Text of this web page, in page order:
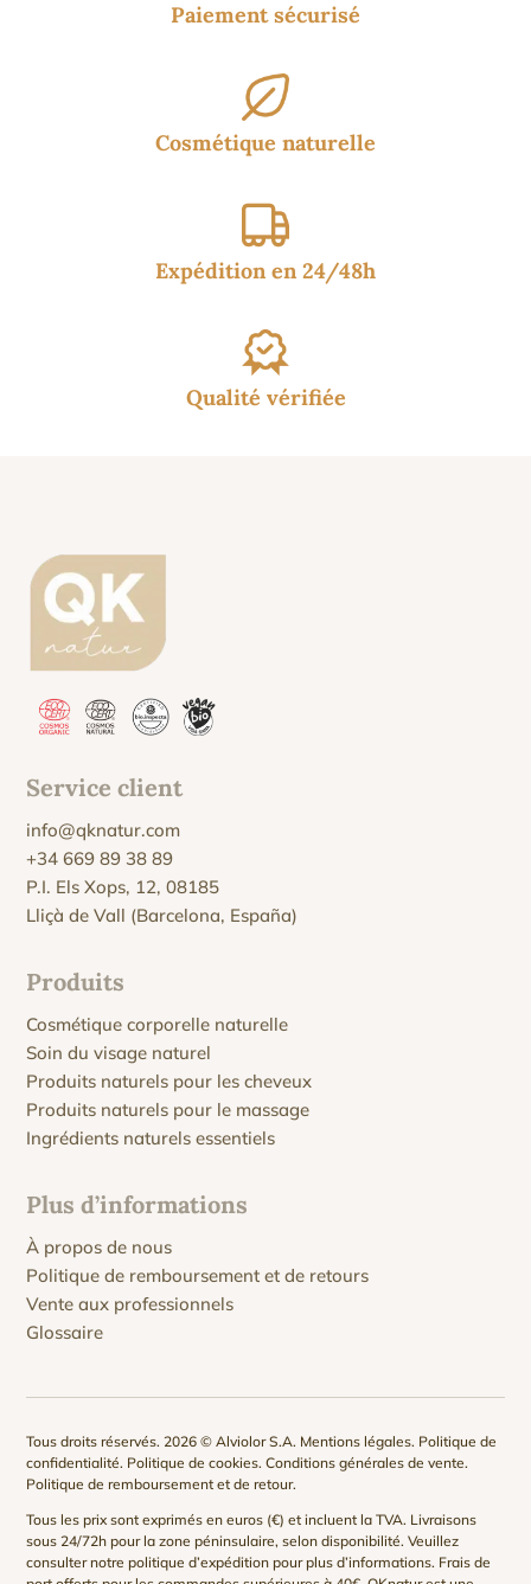
Paiement sécurisé
Cosmétique naturelle
Expédition en 24/48h
Qualité vérifiée
Service client
info@qknatur.com
+34 669 89 38 89
P.I. Els Xops, 12, 08185
Lliçà de Vall (Barcelona, España)
Produits
Cosmétique corporelle naturelle
Soin du visage naturel
Produits naturels pour les cheveux
Produits naturels pour le massage
Ingrédients naturels essentiels
Plus d’informations
À propos de nous
Politique de remboursement et de retours
Vente aux professionnels
Glossaire
Tous droits réservés. 2026 © Alviolor S.A. Mentions légales. Politique de
confidentialité. Politique de cookies.Conditions générales de vente.
Politique de remboursement et de retour.
Tous les prix sont exprimés en euros (€) et incluent la TVA. Livraisons
sous 24/72h pour la zone péninsulaire, selon disponibilité. Veuillez
consulter notrepolitique d’expédition pour plus d’informations. Frais de